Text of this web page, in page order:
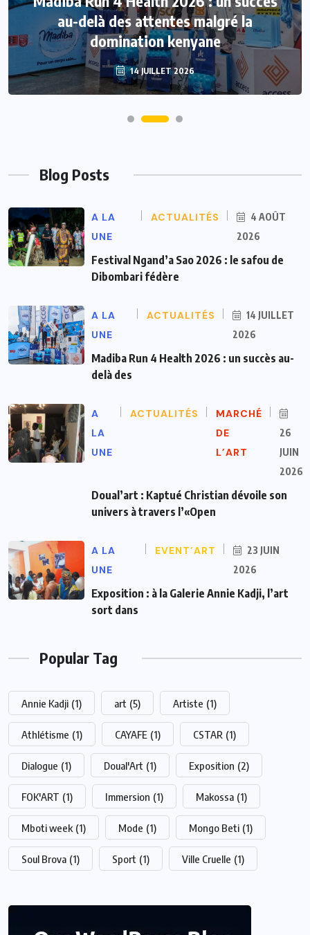
au-delà des attentes malgré la
domination kenyane
14 JUILLET 2026
Blog Posts
A LA
UNE
ACTUALITÉS
4 AOÛT
2026
Festival Ngand’a Sao 2026 : le safou de
Dibombari fédère
A LA
UNE
ACTUALITÉS
14 JUILLET
2026
Madiba Run 4 Health 2026 : un succès au-
delà des
A
LA
UNE
ACTUALITÉS
MARCHÉ
DE
L’ART
26
JUIN
2026
Doual’art : Kaptué Christian dévoile son
univers à travers l’«Open
A LA
UNE
EVENT’ART
23 JUIN
2026
Exposition : à la Galerie Annie Kadji, l’art
sort dans
Popular Tag
Annie Kadji (1) art (5) Artiste (1)
Athlétisme (1) CAYAFE (1) CSTAR (1)
Dialogue (1) Doual'Art (1) Exposition (2)
FOK'ART (1) Immersion (1) Makossa (1)
Mboti week (1) Mode (1) Mongo Beti (1)
Soul Brova (1) Sport (1) Ville Cruelle (1)